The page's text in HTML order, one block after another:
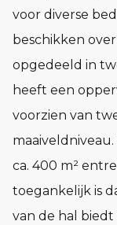
voor diverse
beschikken
opgedeeld in
heeft een
voorzien van
ca. 400 m²
toegankelijk is
van de hal